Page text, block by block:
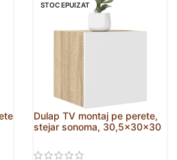
STOC EPUIZAT
Dulap TV montaj pe perete,
stejar sonoma, 30,5x30x30